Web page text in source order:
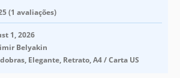
(1 avaliações)
1, 2026
Belyakin
Elegante, Retrato, A4 / Carta US